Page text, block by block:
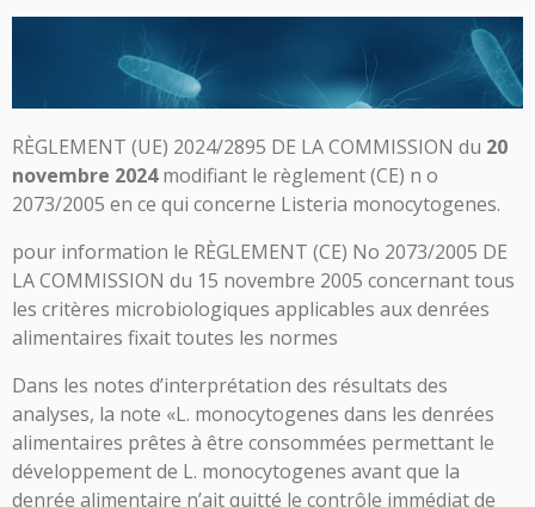
RÈGLEMENT (UE) 2024/2895 DE LA COMMISSION du 20
novembre 2024modifiant le règlement (CE) n o
2073/2005 en ce qui concerne Listeria monocytogenes.
pour information le RÈGLEMENT (CE) No 2073/2005 DE
LA COMMISSION du 15 novembre 2005 concernant tous
les critères microbiologiques applicables aux denrées
alimentaires fixait toutes les normes
Dans les notes d’interprétation des résultats des
analyses, la note «L. monocytogenes dans les denrées
alimentaires prêtes à être consommées permettant le
développement de L. monocytogenes avant que la
denrée alimentaire n’ait quitté le contrôle immédiat de